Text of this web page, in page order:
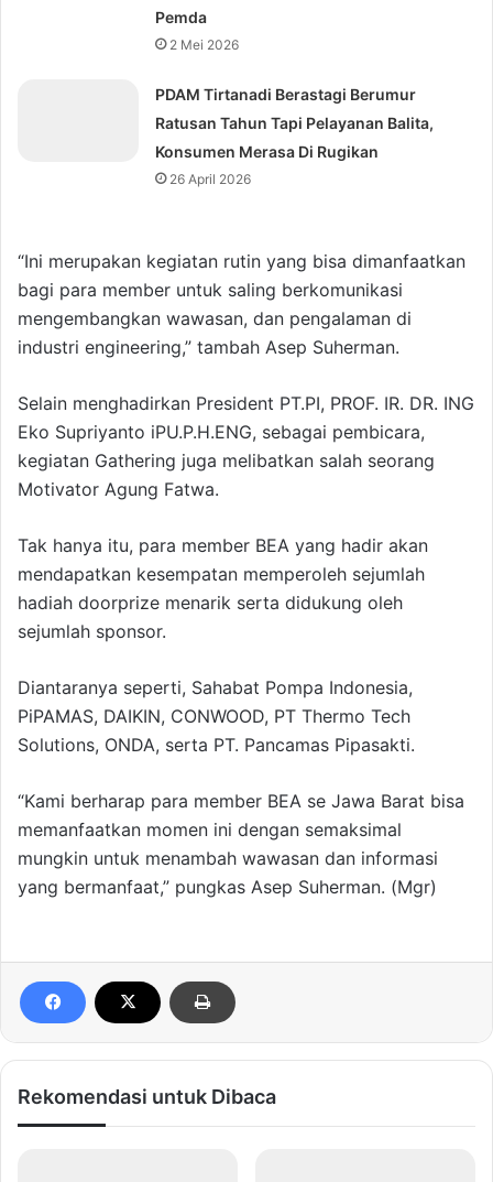
Pemda
2 Mei 2026
PDAM Tirtanadi Berastagi Berumur
Ratusan Tahun Tapi Pelayanan Balita,
Konsumen Merasa Di Rugikan
26 April 2026
“Ini merupakan kegiatan rutin yang bisa dimanfaatkan
bagi para member untuk saling berkomunikasi
mengembangkan wawasan, dan pengalaman di
industri engineering,” tambah Asep Suherman.
Selain menghadirkan President PT.PI, PROF. IR. DR. ING
Eko Supriyanto iPU.P.H.ENG, sebagai pembicara,
kegiatan Gathering juga melibatkan salah seorang
Motivator Agung Fatwa.
Tak hanya itu, para member BEA yang hadir akan
mendapatkan kesempatan memperoleh sejumlah
hadiah doorprize menarik serta didukung oleh
sejumlah sponsor.
Diantaranya seperti, Sahabat Pompa Indonesia,
PiPAMAS, DAIKIN, CONWOOD, PT Thermo Tech
Solutions, ONDA, serta PT. Pancamas Pipasakti.
“Kami berharap para member BEA se Jawa Barat bisa
memanfaatkan momen ini dengan semaksimal
mungkin untuk menambah wawasan dan informasi
yang bermanfaat,” pungkas Asep Suherman. (Mgr)
Rekomendasi untuk Dibaca